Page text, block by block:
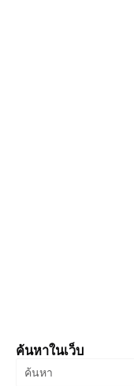
ค้นหาในเว็บ